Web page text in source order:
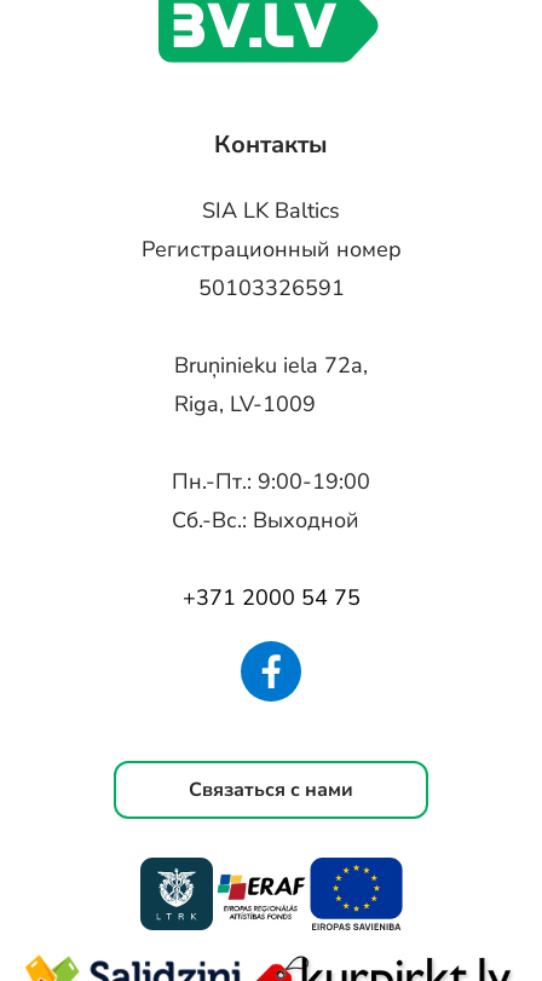
Контакты
SIA LK Baltics
Регистрационный номер
50103326591
Bruņinieku iela 72a,
Riga, LV-1009
Пн.-Пт.: 9:00-19:00
Сб.-Вс.: Выходной
+371 2000 54 75
Связаться с нами